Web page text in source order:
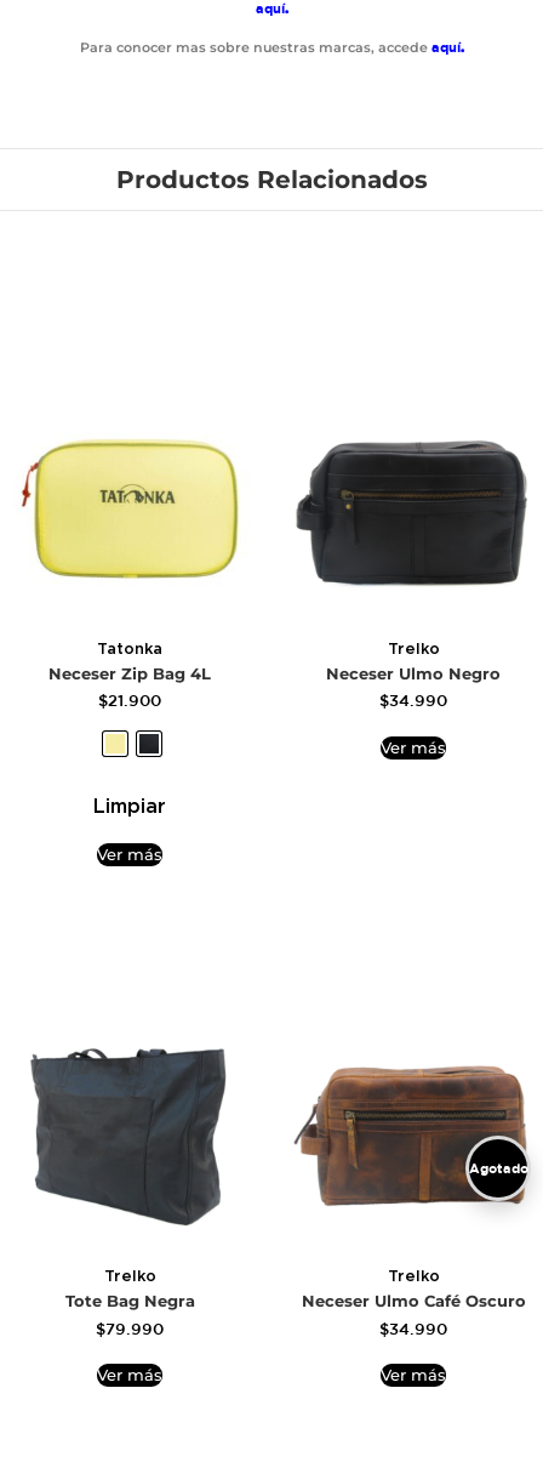
aquí.
Para conocer mas sobre nuestras marcas, accede aquí.
Productos Relacionados
Tatonka
Neceser Zip Bag 4L
$21.900
Limpiar
Ver más
Trelko
Neceser Ulmo Negro
$34.990
Ver más
Trelko
Tote Bag Negra
$79.990
Ver más
Agotado
Trelko
Neceser Ulmo Café Oscuro
$34.990
Ver más